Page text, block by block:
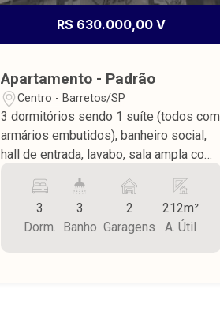
R$ 630.000,00 V
Apartamento - Padrão
Centro - Barretos/SP
3 dormitórios sendo 1 suíte (todos com
armários embutidos), banheiro social,
hall de entrada, lavabo, sala ampla com
lavanderia, despensa, banheiro de
serviço e garagem para 2 carros, com
área edificada de 328,00 m² sendo
3
Dorm.
3
Banho
2
Garagens
212m²
A. Útil